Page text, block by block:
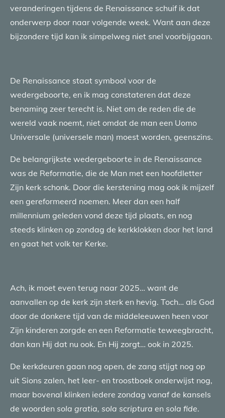
veranderingen tijdens de Renaissance schuif ik dat
onderwerp door naar volgende week. Want aan deze
bijzondere tijd kan ik simpelweg niet snel voorbijgaan.
De Renaissance staat symbool voor de
wedergeboorte, en ik mag constateren dat deze
benaming zeer terecht is. Niet om de reden die de
wereld vaak noemt, niet omdat de man een Uomo
Universale (universele man) moest worden, geenszins.
De belangrijkste wedergeboorte in de Renaissance
was de Reformatie, die de Man met een hoofdletter
Zijn kerk schonk. Door die kerstening mag ook ik mijzelf
een gereformeerd noemen. Meer dan een half
millennium geleden vond deze tijd plaats, en nog
steeds klinken op zondag de kerkklokken door het land
en gaat het volk ter Kerke.
Ach, ik moet even terug naar 2025… want de
aanvallen op de kerk zijn sterk en hevig. Toch… als God
door de donkere tijd van de middeleeuwen heen voor
Zijn kinderen zorgde en een Reformatie teweegbracht,
dan kan Hij dat nu ook. En Hij zorgt… ook in 2025.
De kerkdeuren gaan nog open, de zang stijgt nog op
uit Sions zalen, het leer- en troostboek onderwijst nog,
maar bovenal klinken iedere zondag vanaf de kansels
de woorden sola gratia, sola scriptura en sola fide.